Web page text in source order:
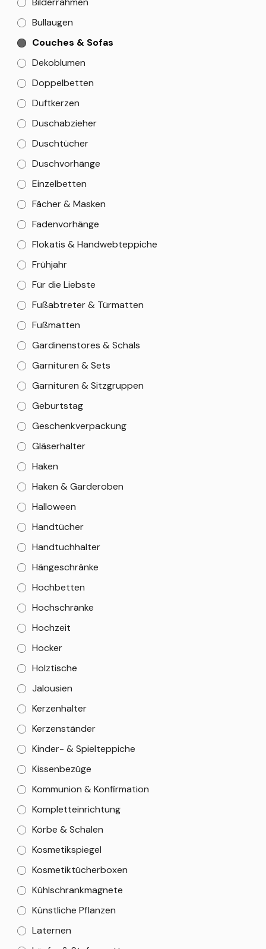
Bullaugen
Couches & Sofas
Dekoblumen
Doppelbetten
Duftkerzen
Duschabzieher
Duschtücher
Duschvorhänge
Einzelbetten
Fächer & Masken
Fadenvorhänge
Flokatis & Handwebteppiche
Frühjahr
Für die Liebste
Fußabtreter & Türmatten
Fußmatten
Gardinenstores & Schals
Garnituren & Sets
Garnituren & Sitzgruppen
Geburtstag
Geschenkverpackung
Gläserhalter
Haken
Haken & Garderoben
Halloween
Handtücher
Handtuchhalter
Hängeschränke
Hochbetten
Hochschränke
Hochzeit
Hocker
Holztische
Jalousien
Kerzenhalter
Kerzenständer
Kinder- & Spielteppiche
Kissenbezüge
Kommunion & Konfirmation
Kompletteinrichtung
Körbe & Schalen
Kosmetikspiegel
Kosmetiktücherboxen
Kühlschrankmagnete
Künstliche Pflanzen
Laternen